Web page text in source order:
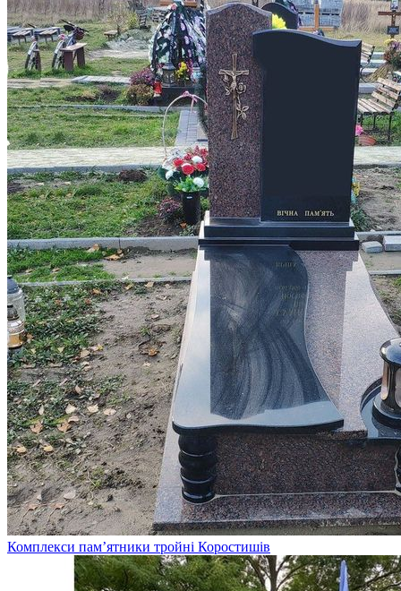
Комплекси пам’ятники тройні Коростишів